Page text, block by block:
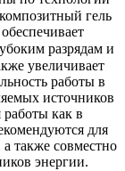
гель
разрядам и
увеличивает
работы в
источников
как в
для
также совместно
энергии.